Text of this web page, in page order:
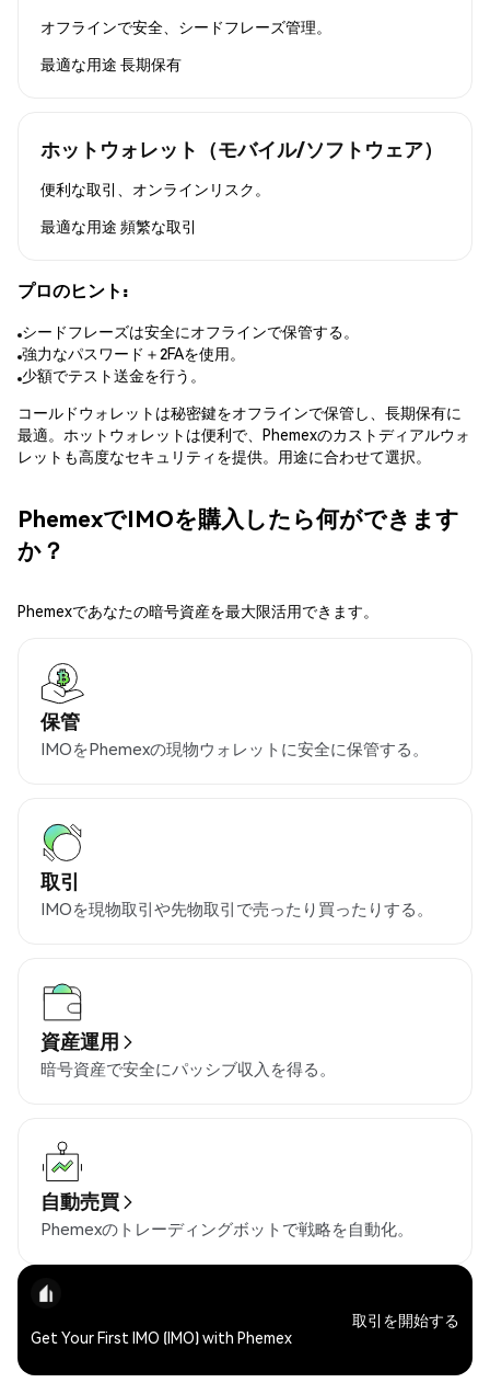
オフラインで安全、シードフレーズ管理。
最適な用途 長期保有
ホットウォレット（モバイル/ソフトウェア）
便利な取引、オンラインリスク。
最適な用途 頻繁な取引
プロのヒント:
シードフレーズは安全にオフラインで保管する。
強力なパスワード＋2FAを使用。
少額でテスト送金を行う。
コールドウォレットは秘密鍵をオフラインで保管し、長期保有に
最適。ホットウォレットは便利で、Phemexのカストディアルウォ
レットも高度なセキュリティを提供。用途に合わせて選択。
PhemexでIMOを購入したら何ができます
か？
Phemexであなたの暗号資産を最大限活用できます。
保管
IMOをPhemexの現物ウォレットに安全に保管する。
取引
IMOを現物取引や先物取引で売ったり買ったりする。
資産運用
暗号資産で安全にパッシブ収入を得る。
自動売買
Phemexのトレーディングボットで戦略を自動化。
Get Your First IMO (IMO) with Phemex
取引を開始する